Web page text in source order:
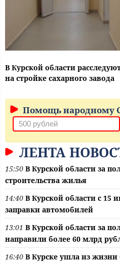
В Курской области
на стройке сахарного завода
Помощь народному
ЛЕНТА
15:50 В Курской области за
строительства жилья
14:40 В Курской области с 15
заправки автомобилей
13:01 В Курской области за
направили более 60 млрд
16:40 В Курске ушла из